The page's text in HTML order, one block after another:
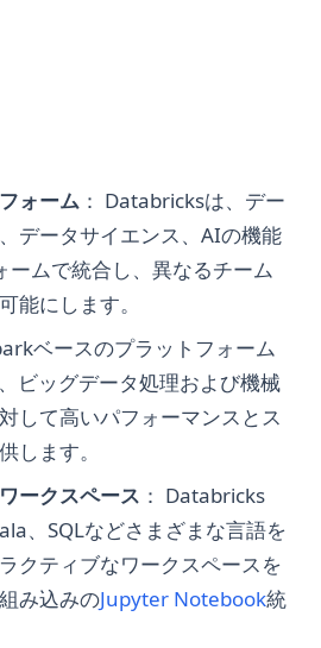
The Power of GPT Engineer
Revolutionizing Recruitment
ント：生産性向上とタスク自動化
4について知っておくべきすべてがこ
総合ガイド
an Open Source Alternative to the
コードインタプリターに代わるオー
Guide with Examples
なガイド
Explaining Large Language
Guide to Matplotlib's
A Detailed Guide
The Quickest Way
Matplotlib Has No Attribute Plot'
Not Resolved From
Stylesheets for
on the Same Figure in Matplotlib
同一図に複数のプロットの作成方法
い方
でExcelファイルをインポートする
5 Methods to Rearrange
Rolling, Expanding, and EWM
ータ分析への活用法: 詳細ガイド
Guide to Sorting DataFrames
でのDataFrameソート完全ガイ
Vectorized Text Cleaning
for Efficient and
Explained
Explained: The Complete
Line Interfaces the Right
ラインインターフェースを正しく作
Debug Smarter, Not Harder
デバッグする
Explained
明
How to Fix It (With Working
Counter, defaultdict, deque,
Tally Elements with
で要素を数える
How to Use st.selectbox
Create Interactive Data
インタラクティブなデータビジュア
使用方法、パラメータ、例
ド：効果的なWebアプリケーション
の接続
ケーションを実行する方法
タン完全ガイド
ォーム ： Databricksは、デー
データサイエンス、AIの機能
ームで統合し、異なるチーム
能にします。
ベースのプラットフォーム
ビッグデータ処理および機械
して高いパフォーマンスとス
します。
ークスペース ： Databricks
、SQLなどさまざまな言語を
クティブなワークスペースを
み込みのJupyter Notebook統